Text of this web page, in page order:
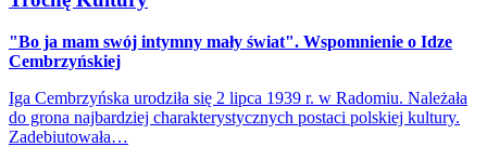
"Bo ja mam swój intymny mały świat". Wspomnienie o Idze
Cembrzyńskiej
Iga Cembrzyńska urodziła się 2 lipca 1939 r. w Radomiu. Należała
do grona najbardziej charakterystycznych postaci polskiej kultury.
Zadebiutowała…